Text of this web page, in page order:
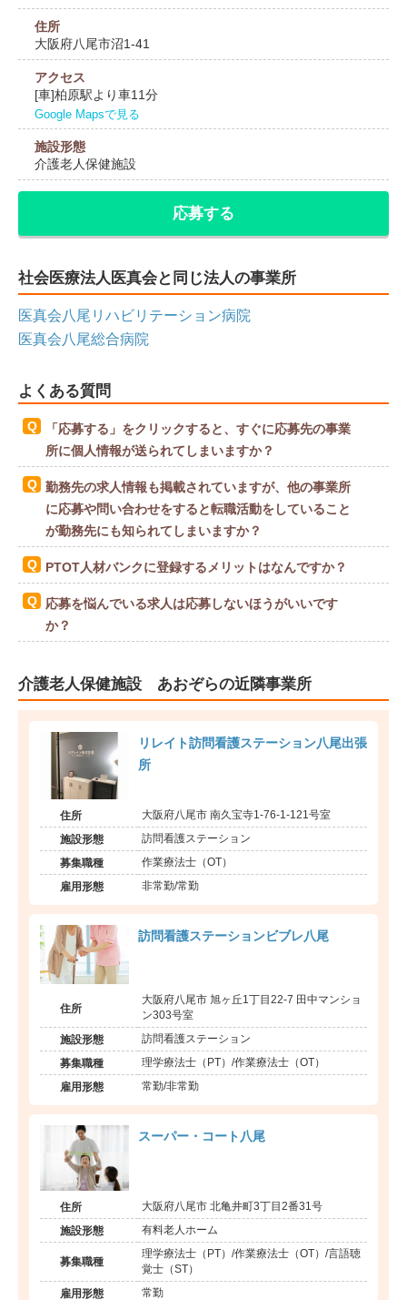
住所
大阪府八尾市沼1-41
アクセス
[車]柏原駅より車11分
Google Mapsで見る
施設形態
介護老人保健施設
応募する
社会医療法人医真会と同じ法人の事業所
医真会八尾リハビリテーション病院
医真会八尾総合病院
よくある質問
「応募する」をクリックすると、すぐに応募先の事業
所に個人情報が送られてしまいますか？
勤務先の求人情報も掲載されていますが、他の事業所
に応募や問い合わせをすると転職活動をしていること
が勤務先にも知られてしまいますか？
PTOT人材バンクに登録するメリットはなんですか？
応募を悩んでいる求人は応募しないほうがいいです
か？
介護老人保健施設 あおぞらの近隣事業所
リレイト訪問看護ステーション八尾出張
所
住所 大阪府八尾市 南久宝寺1-76-1-121号室
施設形態 訪問看護ステーション
募集職種 作業療法士（OT）
雇用形態 非常勤/常勤
訪問看護ステーションビブレ八尾
住所
大阪府八尾市 旭ヶ丘1丁目22-7 田中マンショ
ン303号室
施設形態 訪問看護ステーション
募集職種 理学療法士（PT）/作業療法士（OT）
雇用形態 常勤/非常勤
スーパー・コート八尾
住所 大阪府八尾市 北亀井町3丁目2番31号
施設形態 有料老人ホーム
募集職種
理学療法士（PT）/作業療法士（OT）/言語聴
覚士（ST）
雇用形態 常勤